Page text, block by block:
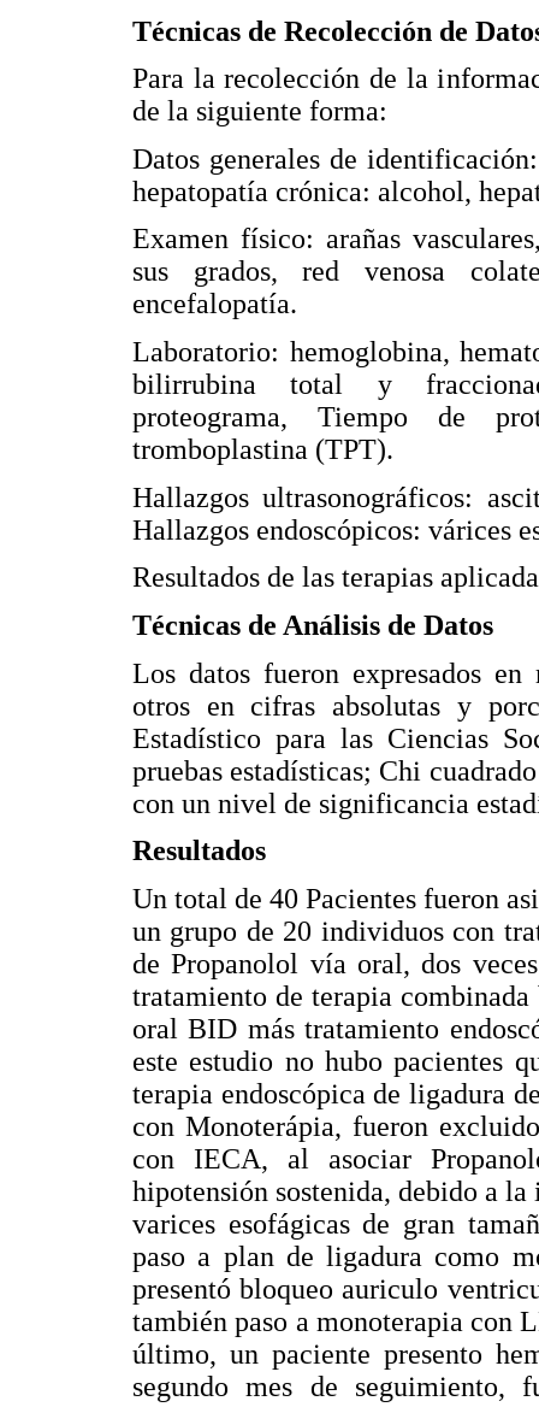
Técnicas de Recolección de
Para la recolección de la
de la siguiente forma:
Datos generales de
hepatopatía crónica: alcohol,
Examen físico: arañas
sus grados, red venosa
encefalopatía.
Laboratorio: hemoglobina,
bilirrubina total y
proteograma, Tiempo de
tromboplastina (TPT).
Hallazgos ultrasonográficos:
Hallazgos endoscópicos: várices
Resultados de las terapias
Técnicas de Análisis de Datos
Los datos fueron expresados
otros en cifras absolutas y
Estadístico para las Ciencias
pruebas estadísticas; Chi
con un nivel de significancia
Resultados
Un total de 40 Pacientes fueron
un grupo de 20 individuos con
de Propanolol vía oral, dos
tratamiento de terapia
oral BID más tratamiento
este estudio no hubo pacientes
terapia endoscópica de ligadura
con Monoterápia, fueron
con IECA, al asociar
hipotensión sostenida, debido a
varices esofágicas de gran
paso a plan de ligadura como
presentó bloqueo auriculo
también paso a monoterapia con
último, un paciente presento
segundo mes de